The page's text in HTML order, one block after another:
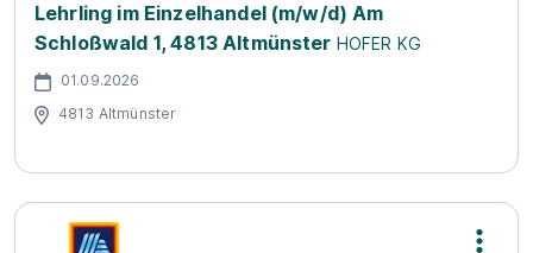
Lehrling im Einzelhandel (m/w/d) Am
Schloßwald 1, 4813 Altmünster HOFER KG
01.09.2026
4813 Altmünster